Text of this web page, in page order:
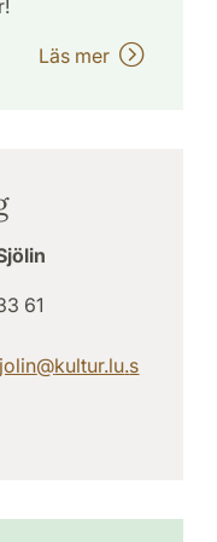
Läs mer
61
@kultur.lu.s